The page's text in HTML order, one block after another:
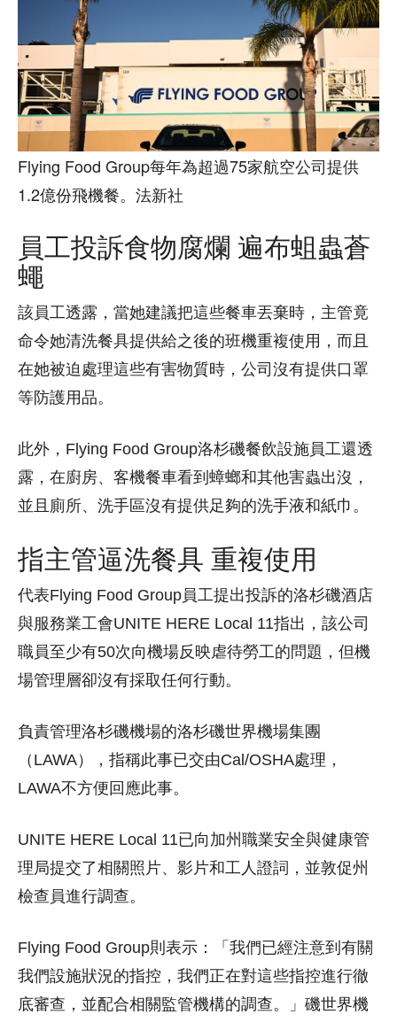
Flying Food Group每年為超過75家航空公司提供
1.2億份飛機餐。法新社
員工投訴食物腐爛 遍布蛆蟲蒼
蠅
該員工透露，當她建議把這些餐車丟棄時，主管竟
命令她清洗餐具提供給之後的班機重複使用，而且
在她被迫處理這些有害物質時，公司沒有提供口罩
等防護用品。
此外，Flying Food Group洛杉磯餐飲設施員工還透
露，在廚房、客機餐車看到蟑螂和其他害蟲出沒，
並且廁所、洗手區沒有提供足夠的洗手液和紙巾。
指主管逼洗餐具 重複使用
代表Flying Food Group員工提出投訴的洛杉磯酒店
與服務業工會UNITE HERE Local 11指出，該公司
職員至少有50次向機場反映虐待勞工的問題，但機
場管理層卻沒有採取任何行動。
負責管理洛杉磯機場的洛杉磯世界機場集團
（LAWA），指稱此事已交由Cal/OSHA處理，
LAWA不方便回應此事。
UNITE HERE Local 11已向加州職業安全與健康管
理局提交了相關照片、影片和工人證詞，並敦促州
檢查員進行調查。
Flying Food Group則表示：「我們已經注意到有關
我們設施狀況的指控，我們正在對這些指控進行徹
底審查，並配合相關監管機構的調查。」磯世界機